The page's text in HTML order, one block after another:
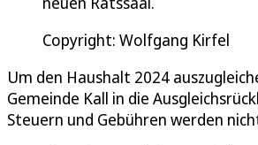
Copyright: Wolfgang Kirfel
Um den Haushalt 2024
Gemeinde Kall in die
Steuern und Gebühren werden